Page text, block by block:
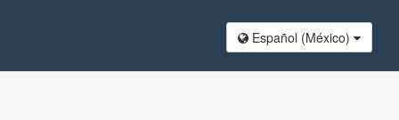
Español (México​)